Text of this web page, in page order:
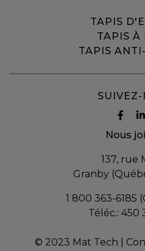
TAPIS
TAPIS À
TAPIS
SUIVEZ-
Nous
137, rue
Granby
1 800 363-6185
Téléc.: 450
© 2023 Mat Tech |